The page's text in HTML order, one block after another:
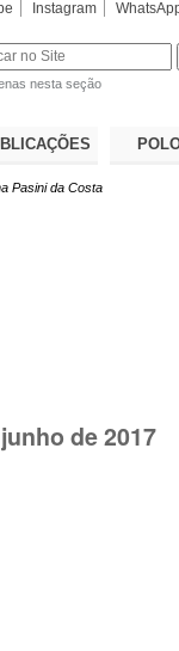
Instagram
nesta seção
Pasini da Costa
de 2017